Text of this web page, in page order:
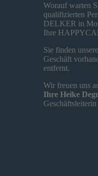
Worauf warten
qualifizierten
DELKER in
Ihre
Sie finden
Geschäft
entfernt.
Wir freuen uns
Ihre Heike